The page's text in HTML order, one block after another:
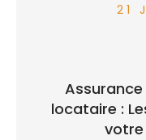
21
locataire :